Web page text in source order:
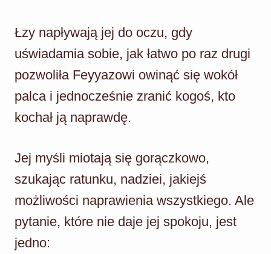
Łzy napływają jej do oczu, gdy
uświadamia sobie, jak łatwo po raz drugi
pozwoliła Feyyazowi owinąć się wokół
palca i jednocześnie zranić kogoś, kto
kochał ją naprawdę.
Jej myśli miotają się gorączkowo,
szukając ratunku, nadziei, jakiejś
możliwości naprawienia wszystkiego. Ale
pytanie, które nie daje jej spokoju, jest
jedno: